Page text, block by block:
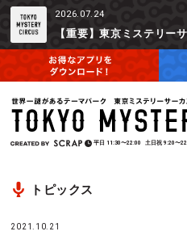
2026.07.24
平日 11:30〜22:00 土日祝 9:20〜
トピックス
2021.10.21